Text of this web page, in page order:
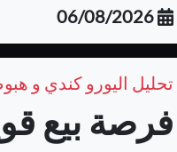
06/08/2026
تحليل اليورو كندي و
فرصة بيع